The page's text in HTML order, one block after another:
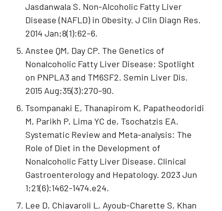
Jasdanwala S. Non-Alcoholic Fatty Liver
Disease (NAFLD) in Obesity. J Clin Diagn Res.
2014 Jan;8(1):62–6.
Anstee QM, Day CP. The Genetics of
Nonalcoholic Fatty Liver Disease: Spotlight
on PNPLA3 and TM6SF2. Semin Liver Dis.
2015 Aug;35(3):270–90.
Tsompanaki E, Thanapirom K, Papatheodoridi
M, Parikh P, Lima YC de, Tsochatzis EA.
Systematic Review and Meta-analysis: The
Role of Diet in the Development of
Nonalcoholic Fatty Liver Disease. Clinical
Gastroenterology and Hepatology. 2023 Jun
1;21(6):1462-1474.e24.
Lee D, Chiavaroli L, Ayoub-Charette S, Khan